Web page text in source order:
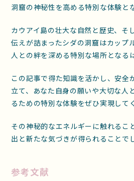
洞窟の神秘性を高める特別な体験と
カウアイ島の壮大な自然と歴史、そ
伝えが詰まったシダの洞窟はカップ
人との絆を深める特別な場所となる
この記事で得た知識を活かし、安全
立て、あなた自身の願いや大切な人
るための特別な体験をぜひ実現して
その神秘的なエネルギーに触れるこ
出と新たな気づきが得られることで
参考文献